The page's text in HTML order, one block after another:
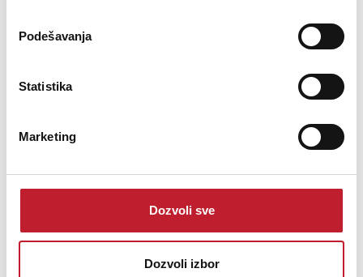
Podešavanja
Statistika
Marketing
Dozvoli sve
Dozvoli izbor
sposobnostima oblikovanja zvuka, napravljen da vam omogući
izvođenje bez bojazni, komponovanje sa fluidnošću, uz besk...
Šifra: 17302
DODAJ U KORPU